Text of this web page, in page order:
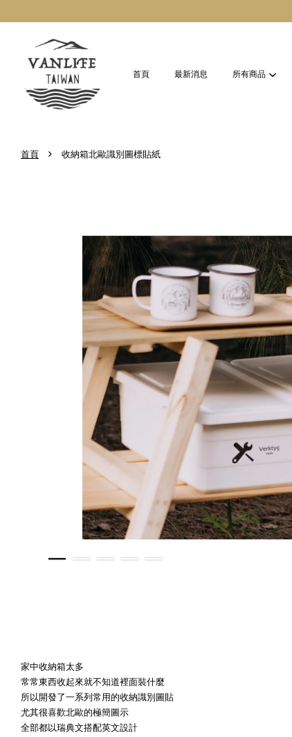
首頁 最新消息 所有商品
首頁 › 收納箱北歐識別圖標貼紙
家中收納箱太多
常常東西收起來就不知道裡面裝什麼
所以開發了一系列常用的收納識別圖貼
尤其很喜歡北歐的極簡圖示
全部都以瑞典文搭配英文設計